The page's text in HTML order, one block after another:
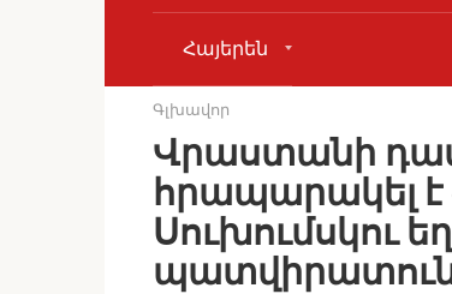
Հայերեն
Գլխավոր
Վրաստանի
հրապարակել է
Սուխումսկու